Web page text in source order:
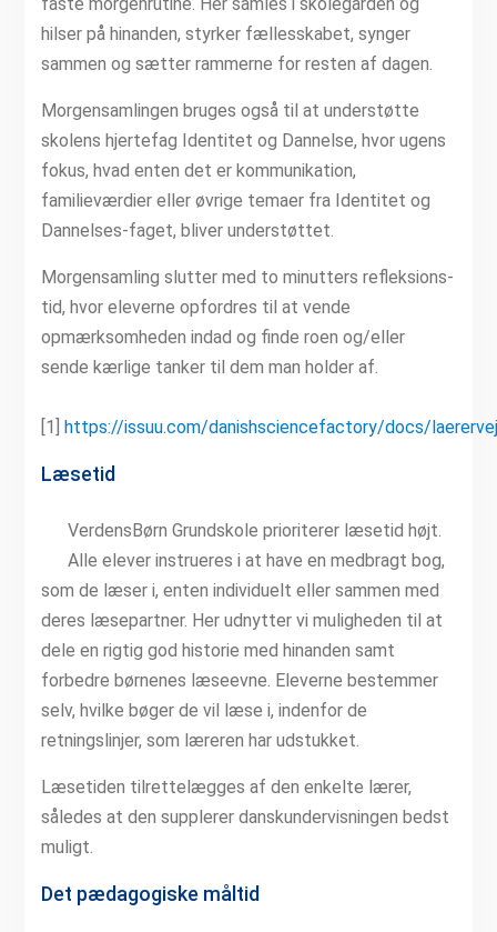
hilser på hinanden, styrker fællesskabet, synger
sammen og sætter rammerne for resten af dagen.
Morgensamlingen bruges også til at understøtte
skolens hjertefag Identitet og Dannelse, hvor ugens
fokus, hvad enten det er kommunikation,
familieværdier eller øvrige temaer fra Identitet og
Dannelses-faget, bliver understøttet.
Morgensamling slutter med to minutters refleksions-
tid, hvor eleverne opfordres til at vende
opmærksomheden indad og finde roen og/eller
sende kærlige tanker til dem man holder af.
[1] https://issuu.com/danishsciencefactory/docs/
Læsetid
VerdensBørn Grundskole prioriterer læsetid højt.
Alle elever instrueres i at have en medbragt bog,
som de læser i, enten individuelt eller sammen med
deres læsepartner. Her udnytter vi muligheden til at
dele en rigtig god historie med hinanden samt
forbedre børnenes læseevne. Eleverne bestemmer
selv, hvilke bøger de vil læse i, indenfor de
retningslinjer, som læreren har udstukket.
Læsetiden tilrettelægges af den enkelte lærer,
således at den supplerer danskundervisningen bedst
muligt.
Det pædagogiske måltid